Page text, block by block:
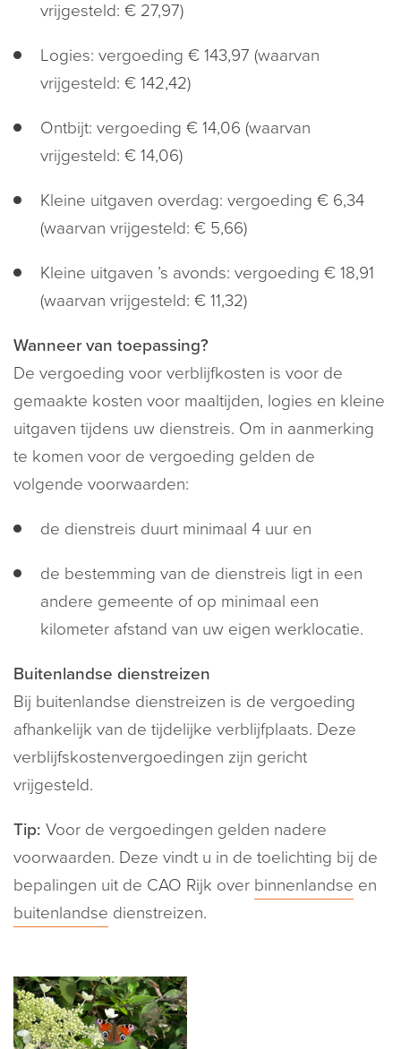
vrijgesteld: € 27,97)
Logies: vergoeding € 143,97 (waarvan
vrijgesteld: € 142,42)
Ontbijt: vergoeding € 14,06 (waarvan
vrijgesteld: € 14,06)
Kleine uitgaven overdag: vergoeding € 6,34
(waarvan vrijgesteld: € 5,66)
Kleine uitgaven ’s avonds: vergoeding € 18,91
(waarvan vrijgesteld: € 11,32)
Wanneer van toepassing?
De vergoeding voor verblijfkosten is voor de
gemaakte kosten voor maaltijden, logies en kleine
uitgaven tijdens uw dienstreis. Om in aanmerking
te komen voor de vergoeding gelden de
volgende voorwaarden:
de dienstreis duurt minimaal 4 uur en
de bestemming van de dienstreis ligt in een
andere gemeente of op minimaal een
kilometer afstand van uw eigen werklocatie.
Buitenlandse dienstreizen
Bij buitenlandse dienstreizen is de vergoeding
afhankelijk van de tijdelijke verblijfplaats. Deze
verblijfskostenvergoedingen zijn gericht
vrijgesteld.
Tip: Voor de vergoedingen gelden nadere
voorwaarden. Deze vindt u in de toelichting bij de
bepalingen uit de CAO Rijk over binnenlandse en
buitenlandse dienstreizen.